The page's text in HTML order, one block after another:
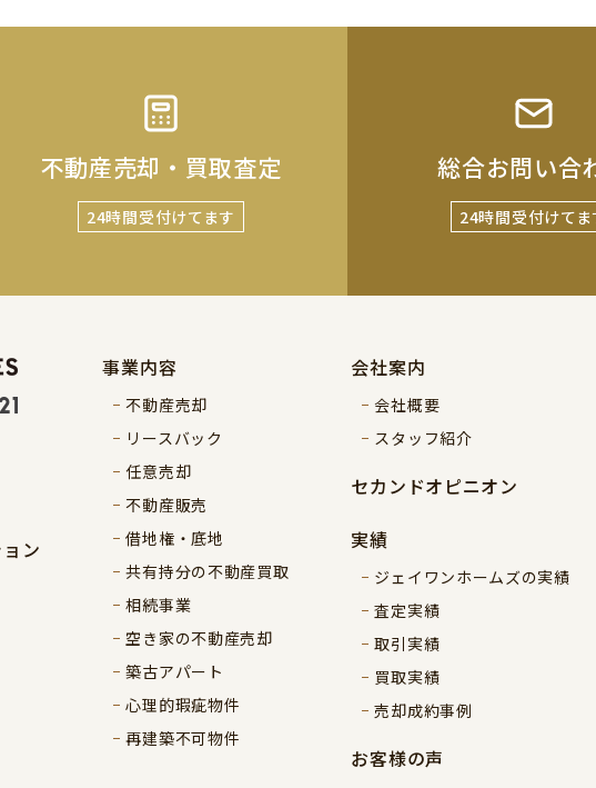
不動産売却・買取査定
24時間受付けてます
総合お問い合
24時間受付けてま
ン
事業内容
不動産売却
リースバック
任意売却
不動産販売
借地権・底地
共有持分の不動産買取
相続事業
空き家の不動産売却
築古アパート
心理的瑕疵物件
再建築不可物件
会社案内
会社概要
スタッフ紹介
セカンドオピニオン
実績
ジェイワンホームズの実績
査定実績
取引実績
買取実績
売却成約事例
お客様の声